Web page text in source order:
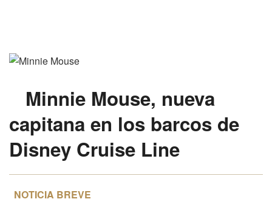
Minnie Mouse, nueva
capitana en los barcos de
Disney Cruise Line
NOTICIA BREVE